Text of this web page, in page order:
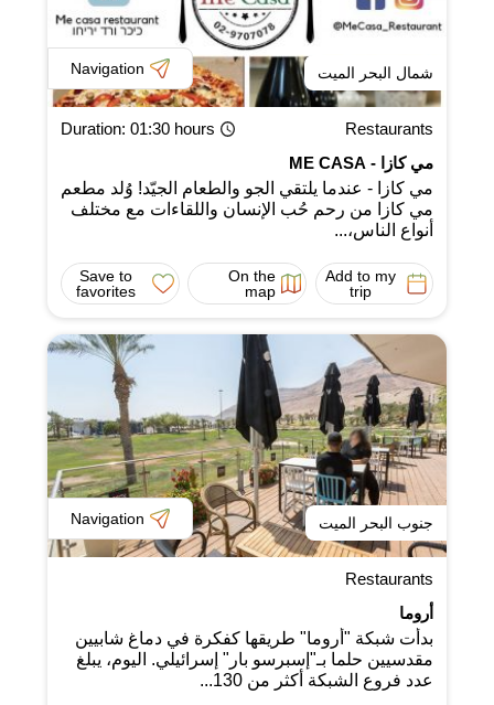
شمال البحر الميت Navigation
Restaurants
Duration: 01:30 hours
مي كازا - ME CASA
مي كازا - عندما يلتقي الجو والطعام الجيّد! وُلد مطعم
مي كازا من رحم حُب الإنسان واللقاءات مع مختلف
أنواع الناس،...
Add to my
trip
On the
map
Save to
favorites
جنوب البحر الميت Navigation
Restaurants
أروما
بدأت شبكة "أروما" طريقها كفكرة في دماغ شابيين
مقدسيين حلما بـ"إسبرسو بار" إسرائيلي. اليوم، يبلغ
عدد فروع الشبكة أكثر من 130...